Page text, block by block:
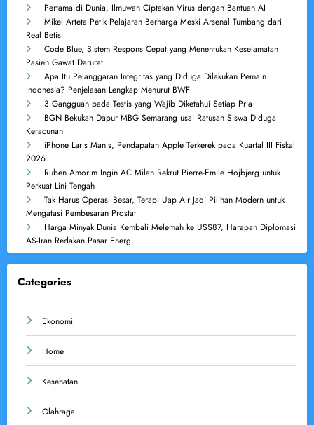
Pertama di Dunia, Ilmuwan Ciptakan Virus dengan Bantuan AI
Mikel Arteta Petik Pelajaran Berharga Meski Arsenal Tumbang dari
Real Betis
Code Blue, Sistem Respons Cepat yang Menentukan Keselamatan
Pasien Gawat Darurat
Apa Itu Pelanggaran Integritas yang Diduga Dilakukan Pemain
Indonesia? Penjelasan Lengkap Menurut BWF
3 Gangguan pada Testis yang Wajib Diketahui Setiap Pria
BGN Bekukan Dapur MBG Semarang usai Ratusan Siswa Diduga
Keracunan
iPhone Laris Manis, Pendapatan Apple Terkerek pada Kuartal III Fiskal
2026
Ruben Amorim Ingin AC Milan Rekrut Pierre-Emile Hojbjerg untuk
Perkuat Lini Tengah
Tak Harus Operasi Besar, Terapi Uap Air Jadi Pilihan Modern untuk
Mengatasi Pembesaran Prostat
Harga Minyak Dunia Kembali Melemah ke US$87, Harapan Diplomasi
AS-Iran Redakan Pasar Energi
Categories
Ekonomi
Home
Kesehatan
Olahraga